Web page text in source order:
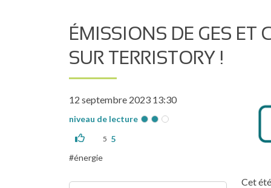
ÉMISSIONS DE GES
SUR TERRISTORY !
12 septembre 2023 13:30
niveau de lecture
5 5
énergie
Cet